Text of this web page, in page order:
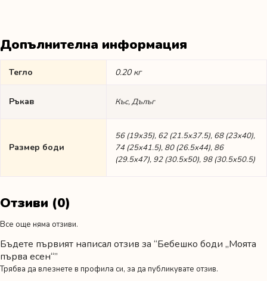
Допълнителна информация
Тегло 0.20 кг
Ръкав Къс, Дълъг
Размер боди
56 (19х35), 62 (21.5х37.5), 68 (23х40),
74 (25х41.5), 80 (26.5х44), 86
(29.5х47), 92 (30.5х50), 98 (30.5х50.5)
Отзиви (0)
Все още няма отзиви.
Бъдете първият написал отзив за “Бебешко боди „Моята
първа есен“”
Трябва да влезнете в профила си, за да публикувате отзив.